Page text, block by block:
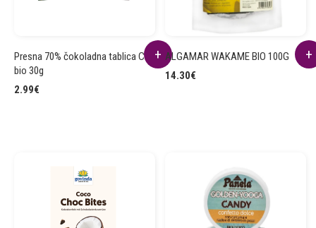
Presna 70% čokoladna tablica CC
bio 30g
2.99€
ALGAMAR WAKAME BIO 100G
14.30€